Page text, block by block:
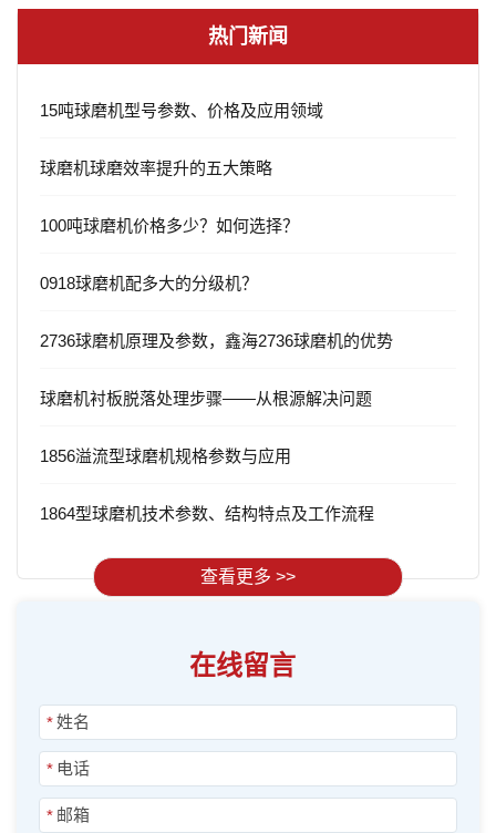
热门新闻
15吨球磨机型号参数、价格及应用领域
球磨机球磨效率提升的五大策略
100吨球磨机价格多少？如何选择？
0918球磨机配多大的分级机？
2736球磨机原理及参数，鑫海2736球磨机的优势
球磨机衬板脱落处理步骤——从根源解决问题
1856溢流型球磨机规格参数与应用
1864型球磨机技术参数、结构特点及工作流程
查看更多 >>
在线留言
*
*
*